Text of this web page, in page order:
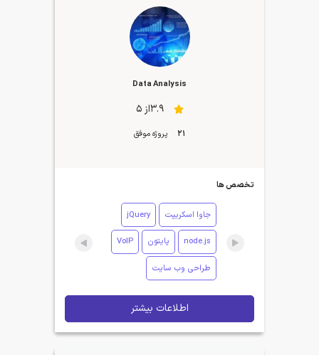
Data Analysis
3.9از 5
21 پروژه موفق
تخصص ها
جاوا اسکریپت jQuery
node.js پایتون VoIP
طراحی وب سایت
اطلاعات بیشتر